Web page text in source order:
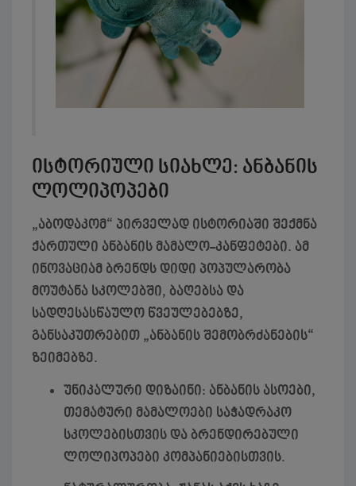
ისტორიული სიახლე: ანბანის
ლოლიპოპები
„აბოდაკომ“ პირველად ისტორიაში შექმნა
ქართული ანბანის მამალო-კანფეტები. ამ
ინოვაციამ ბრენდს დიდი პოპულარობა
მოუტანა სკოლებში, ბაღებსა და
სადღესასწაულო წვეულებებზე,
განსაკუთრებით „ანბანის შემობრძანების“
ზეიმებზე.
უნიკალური დიზაინი: ანბანის ასოები,
თემატური მამალოები საჭადრაკო
სკოლებისთვის და ბრენდირებული
ლოლიპოპები კომპანიებისთვის.